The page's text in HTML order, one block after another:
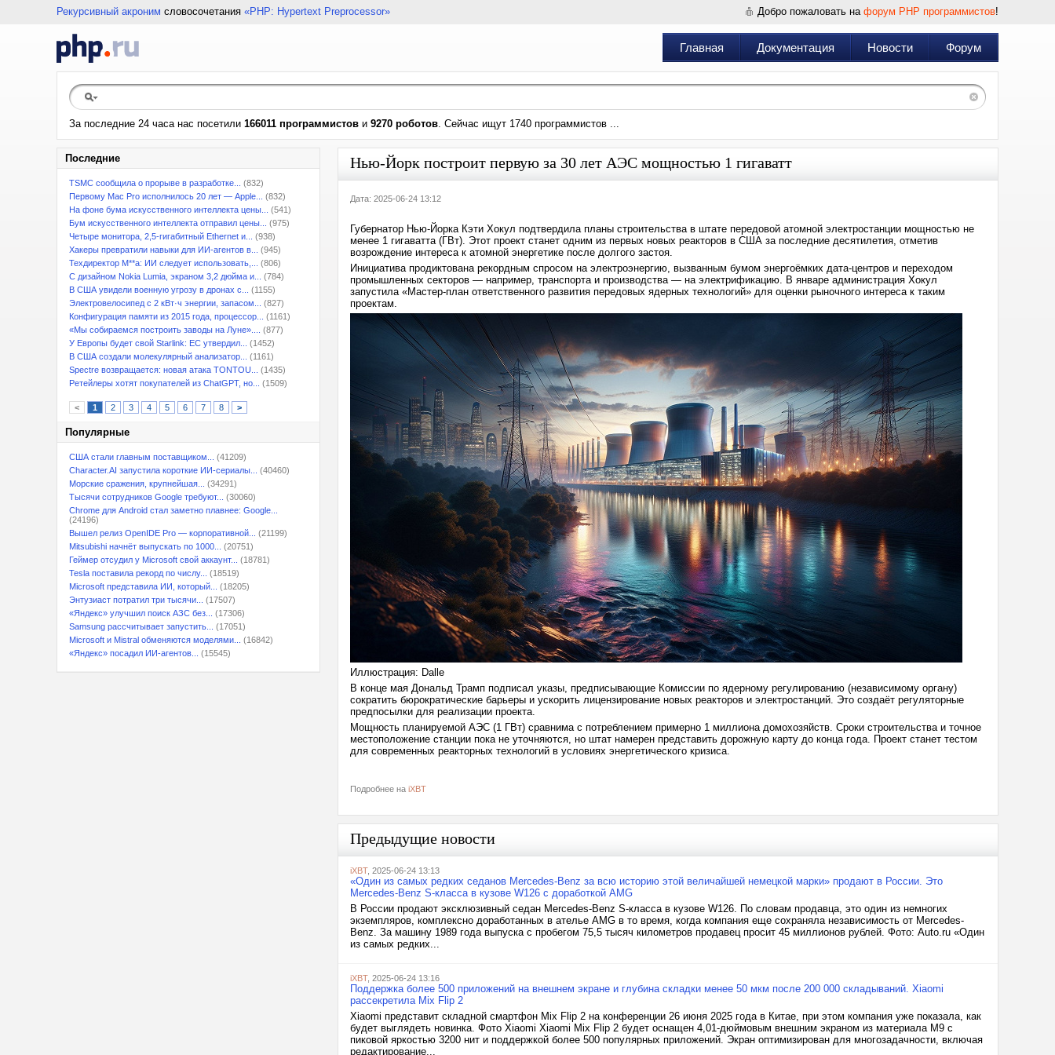
Рекурсивный акроним словосочетания «PHP: Hypertext Preprocessor» Добро пожаловать на форум PHP программистов!
Главная Документация Новости Форум
За последние 24 часа нас посетили 166011 программистов и 9270 роботов. Сейчас ищут 1740 программистов ...
Последние
TSMC сообщила о прорыве в разработке...
(832)
Первому Mac Pro исполнилось 20 лет — Apple...
(832)
На фоне бума искусственного интеллекта цены...
(541)
Бум искусственного интеллекта отправил цены...
(975)
Четыре монитора, 2,5-гигабитный Ethernet и...
(938)
Хакеры превратили навыки для ИИ-агентов в...
(945)
Техдиректор M**a: ИИ следует использовать,...
(806)
С дизайном Nokia Lumia, экраном 3,2 дюйма и...
(784)
В США увидели военную угрозу в дронах с...
(1155)
Электровелосипед с 2 кВт·ч энергии, запасом...
(827)
Конфигурация памяти из 2015 года, процессор...
(1161)
«Мы собираемся построить заводы на Луне»....
(877)
У Европы будет свой Starlink: ЕС утвердил...
(1452)
В США создали молекулярный анализатор...
(1161)
Spectre возвращается: новая атака TONTOU...
(1435)
Ретейлеры хотят покупателей из ChatGPT, но...
(1509)
< 1 2 3 4 5 6 7 8 >
Популярные
США стали главным поставщиком...
(41209)
Character.AI запустила короткие ИИ-сериалы...
(40460)
Морские сражения, крупнейшая...
(34291)
Тысячи сотрудников Google требуют...
(30060)
Chrome для Android стал заметно плавнее: Google...
(24196)
Вышел релиз OpenIDE Pro — корпоративной...
(21199)
Mitsubishi начнёт выпускать по 1000...
(20751)
Геймер отсудил у Microsoft свой аккаунт...
(18781)
Tesla поставила рекорд по числу...
(18519)
Microsoft представила ИИ, который...
(18205)
Энтузиаст потратил три тысячи...
(17507)
«Яндекс» улучшил поиск АЗС без...
(17306)
Samsung рассчитывает запустить...
(17051)
Microsoft и Mistral обменяются моделями...
(16842)
«Яндекс» посадил ИИ-агентов...
(15545)
Нью-Йорк построит первую за 30 лет АЭС мощностью 1 гигаватт
Дата: 2025-06-24 13:12
Губернатор Нью-Йорка Кэти Хокул подтвердила планы строительства в штате передовой атомной электростанции мощностью не
менее 1 гигаватта (ГВт). Этот проект станет одним из первых новых реакторов в США за последние десятилетия, отметив
возрождение интереса к атомной энергетике после долгого застоя.
Инициатива продиктована рекордным спросом на электроэнергию, вызванным бумом энергоёмких дата-центров и переходом
промышленных секторов — например, транспорта и производства — на электрификацию. В январе администрация Хокул
запустила «Мастер-план ответственного развития передовых ядерных технологий» для оценки рыночного интереса к таким
проектам.
Иллюстрация: Dalle
В конце мая Дональд Трамп подписал указы, предписывающие Комиссии по ядерному регулированию (независимому органу)
сократить бюрократические барьеры и ускорить лицензирование новых реакторов и электростанций. Это создаёт регуляторные
предпосылки для реализации проекта.
Мощность планируемой АЭС (1 ГВт) сравнима с потреблением примерно 1 миллиона домохозяйств. Сроки строительства и точное
местоположение станции пока не уточняются, но штат намерен представить дорожную карту до конца года. Проект станет тестом
для современных реакторных технологий в условиях энергетического кризиса.
Подробнее на iXBT
Предыдущие новости
iXBT, 2025-06-24 13:13
«Один из самых редких седанов Mercedes-Benz за всю историю этой величайшей немецкой марки» продают в России. Это
Mercedes-Benz S-класса в кузове W126 с доработкой AMG
В России продают эксклюзивный седан Mercedes-Benz S-класса в кузове W126. По словам продавца, это один из немногих
экземпляров, комплексно доработанных в ателье AMG в то время, когда компания еще сохраняла независимость от Mercedes-
Benz. За машину 1989 года выпуска с пробегом 75,5 тысяч километров продавец просит 45 миллионов рублей. Фото: Auto.ru «Один
из самых редких...
iXBT, 2025-06-24 13:16
Поддержка более 500 приложений на внешнем экране и глубина складки менее 50 мкм после 200 000 складываний. Xiaomi
рассекретила Mix Flip 2
Xiaomi представит складной смартфон Mix Flip 2 на конференции 26 июня 2025 года в Китае, при этом компания уже показала, как
будет выглядеть новинка. Фото Xiaomi Xiaomi Mix Flip 2 будет оснащен 4,01-дюймовым внешним экраном из материала M9 с
пиковой яркостью 3200 нит и поддержкой более 500 популярных приложений. Экран оптимизирован для многозадачности, включая
редактирование...